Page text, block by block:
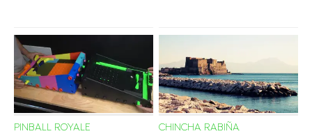
PINBALL ROYALE
CHINCHA RABIÑA